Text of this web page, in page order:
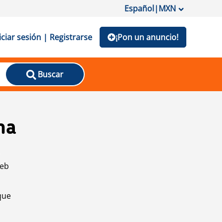
Español|MXN
sesión | Registrarse ¡Pon un anuncio!
Buscar